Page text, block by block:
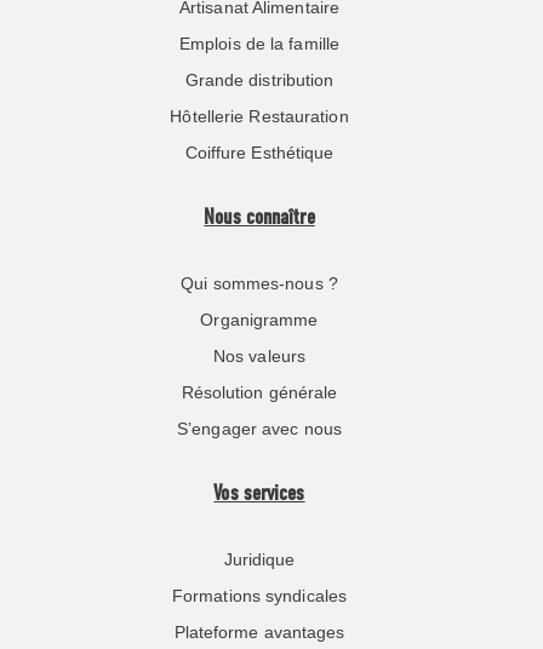
Artisanat Alimentaire
Emplois de la famille
Grande distribution
Hôtellerie Restauration
Coiffure Esthétique
Nous connaître
Qui sommes-nous ?
Organigramme
Nos valeurs
Résolution générale
S’engager avec nous
Vos services
Juridique
Formations syndicales
Plateforme avantages